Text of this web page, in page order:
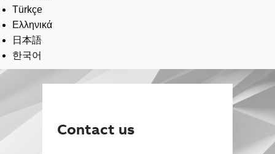
Türkçe
Ελληνικά
日本語
한국어
Contact us